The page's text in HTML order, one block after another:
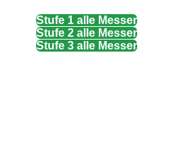
Stufe 1 alle Messer
Stufe 2 alle Messer
Stufe 3 alle Messer